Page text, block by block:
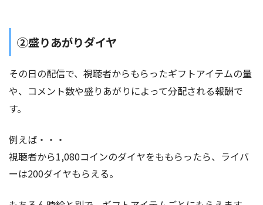
②盛りあがりダイヤ
その日の配信で、視聴者からもらったギフトアイテムの量
や、コメント数や盛りあがりによって分配される報酬で
す。
例えば・・・
視聴者から1,080コインのダイヤをももらったら、ライバ
ーは200ダイヤもらえる。